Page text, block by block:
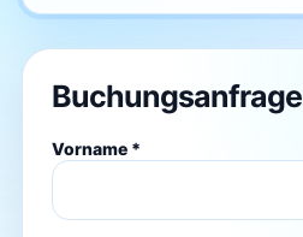
Buchungsanfrage
Vorname *